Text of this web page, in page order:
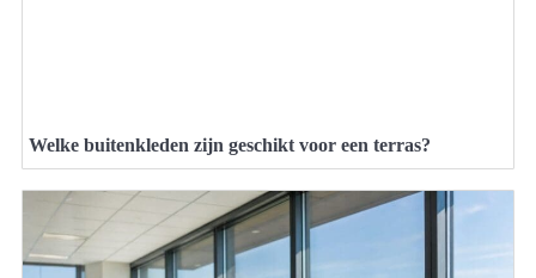
Welke buitenkleden zijn geschikt voor een terras?